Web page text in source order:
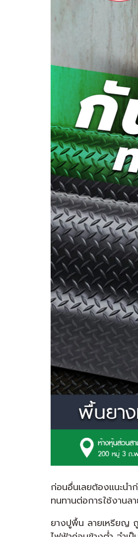
ก่อนอื่นเลยต้องเเนะน
ทนทานต่อการใช้งาน
ยางปูพื้น ลายเหรียญ